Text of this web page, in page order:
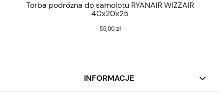
Torba podróżna do samolotu RYANAIR WIZZAIR
40x20x25
55,00 zł
INFORMACJE